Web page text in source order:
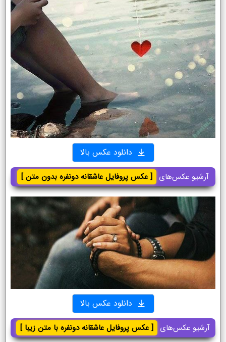
دانلود عکس بالا
آرشیو عکس‌های [ عکس پروفایل عاشقانه دونفره بدون متن ]
دانلود عکس بالا
آرشیو عکس‌های [ عکس پروفایل عاشقانه دونفره با متن زیبا ]